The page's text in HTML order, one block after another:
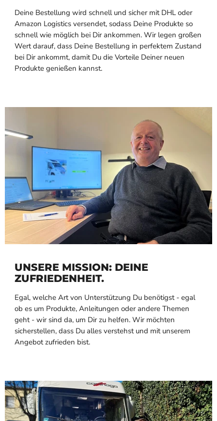
Deine Bestellung wird schnell und sicher mit DHL oder
Amazon Logistics versendet, sodass Deine Produkte so
schnell wie möglich bei Dir ankommen. Wir legen großen
Wert darauf, dass Deine Bestellung in perfektem Zustand
bei Dir ankommt, damit Du die Vorteile Deiner neuen
Produkte genießen kannst.
UNSERE MISSION: DEINE
ZUFRIEDENHEIT.
Egal, welche Art von Unterstützung Du benötigst - egal
ob es um Produkte, Anleitungen oder andere Themen
geht - wir sind da, um Dir zu helfen. Wir möchten
sicherstellen, dass Du alles verstehst und mit unserem
Angebot zufrieden bist.